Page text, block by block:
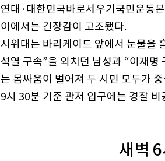
연대·대한민국바로세우기국민운동
이에서는 긴장감이 고조됐다.
시위대는 바리케이드 앞에서 눈물을
석열 구속”을 외치던 남성과 “이재명
는 몸싸움이 벌어져 두 시민 모두가
9시 30분 기준 관저 입구에는 경찰
새벽